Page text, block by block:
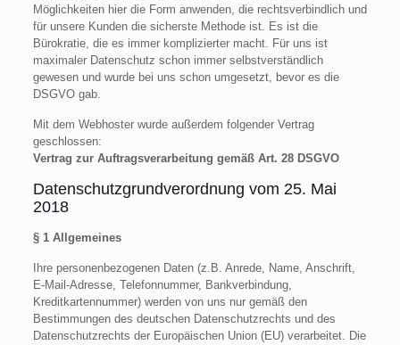
Möglichkeiten hier die Form anwenden, die rechtsverbindlich und
für unsere Kunden die sicherste Methode ist. Es ist die
Bürokratie, die es immer komplizierter macht. Für uns ist
maximaler Datenschutz schon immer selbstverständlich
gewesen und wurde bei uns schon umgesetzt, bevor es die
DSGVO gab.
Mit dem Webhoster wurde außerdem folgender Vertrag
geschlossen:
Vertrag zur Auftragsverarbeitung gemäß Art. 28 DSGVO
Datenschutzgrundverordnung vom 25. Mai
2018
§ 1 Allgemeines
Ihre personenbezogenen Daten (z.B. Anrede, Name, Anschrift,
E-Mail-Adresse, Telefonnummer, Bankverbindung,
Kreditkartennummer) werden von uns nur gemäß den
Bestimmungen des deutschen Datenschutzrechts und des
Datenschutzrechts der Europäischen Union (EU) verarbeitet. Die